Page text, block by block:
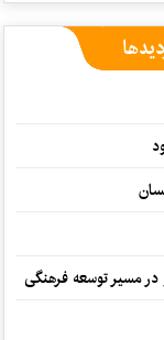
در مسیر توسعه فرهنگی